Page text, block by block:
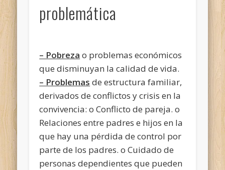
problemática
– Pobreza o problemas económicos
que disminuyan la calidad de vida.
– Problemas de estructura familiar,
derivados de conflictos y crisis en la
convivencia: o Conflicto de pareja. o
Relaciones entre padres e hijos en la
que hay una pérdida de control por
parte de los padres. o Cuidado de
personas dependientes que pueden